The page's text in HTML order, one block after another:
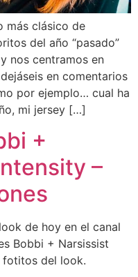
más clásico de
del año “pasado”
nos centramos en
en comentarios
por ejemplo… cual ha
mi jersey […]
+
–
de hoy en el canal
Bobbi + Narsissist
fotitos del look.